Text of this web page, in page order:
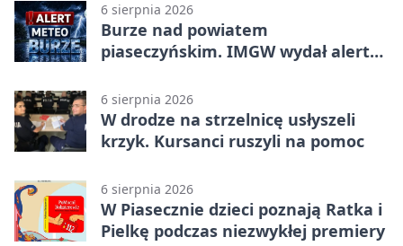
6 sierpnia 2026
Burze nad powiatem
piaseczyńskim. IMGW wydał alert
6 sierpnia 2026
W drodze na strzelnicę usłyszeli
krzyk. Kursanci ruszyli na pomoc
6 sierpnia 2026
W Piasecznie dzieci poznają Ratka i
Pielkę podczas niezwykłej premiery